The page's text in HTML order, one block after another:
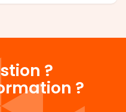
?
?